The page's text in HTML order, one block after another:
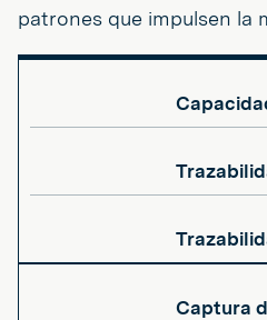
patrones que impulsen la
Captura